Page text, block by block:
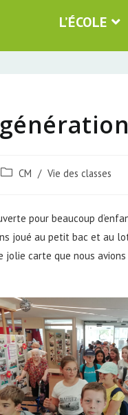
L’ÉCOLE
Post CM / Vie des classes
pour beaucoup
joué au petit bac et au
carte que nous